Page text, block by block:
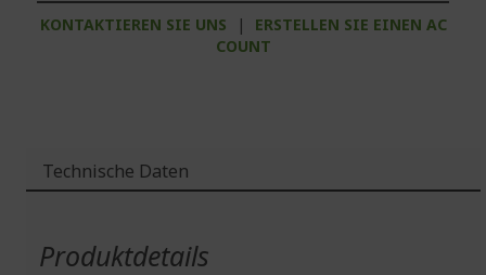
KONTAKTIEREN SIE UNS |
ERSTELLEN SIE EINEN AC
COUNT
Technische Daten
Produktdetails